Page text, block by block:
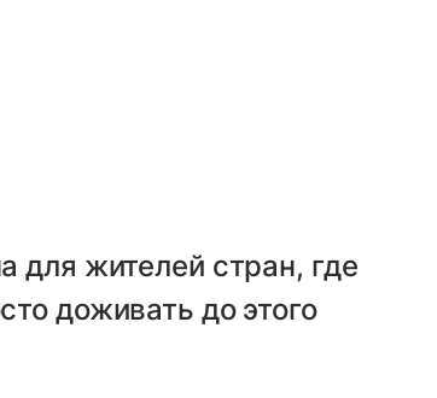
для жителей стран, где
доживать до этого